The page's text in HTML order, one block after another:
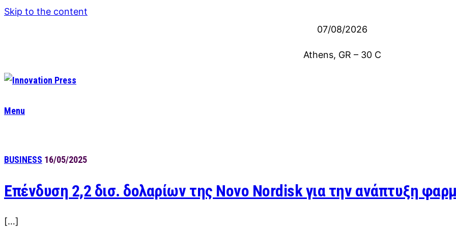
Skip to the content
07/08/2026
Athens, GR – 30 C
Menu
BUSINESS 16/05/2025
Επένδυση 2,2 δισ. δολαρίων της Novo Nordisk για την ανάπτυξη
[…]